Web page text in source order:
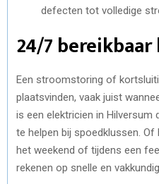
defecten tot volledige
24/7
Een stroomstoring of
plaatsvinden, vaak juist
is een elektricien in Hilversum
te helpen bij spoedklussen.
het weekend of tijdens een
rekenen op snelle en